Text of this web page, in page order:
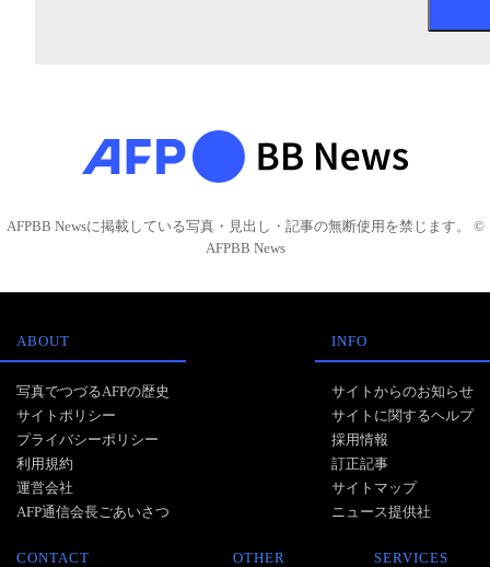
AFPBB Newsに掲載している写真・見出し・記事の無断使用を禁じます。 ©
AFPBB News
ABOUT
写真でつづるAFPの歴史
サイトポリシー
プライバシーポリシー
利用規約
運営会社
AFP通信会長ごあいさつ
INFO
サイトからのお知らせ
サイトに関するヘルプ
採用情報
訂正記事
サイトマップ
ニュース提供社
CONTACT OTHER SERVICES